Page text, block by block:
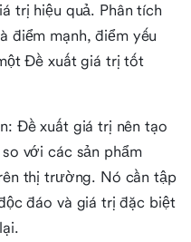
trị hiệu quả. Phân tích
điểm mạnh, điểm yếu
Đề xuất giá trị tốt
Đề xuất giá trị nên tạo
với các sản phẩm
thị trường. Nó cần tập
đáo và giá trị đặc biệt